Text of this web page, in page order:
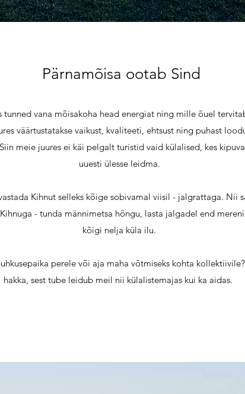
Pärnamõisa ootab Sind
tunned vana mõisakoha head energiat ning mille õuel
väärtustatakse vaikust, kvaliteeti, ehtsust ning puhast
meie juures ei käi pelgalt turistid vaid külalised, kes
uuesti ülesse leidma.
Kihnut selleks kõige sobivamal viisil - jalgrattaga. Nii
- tunda männimetsa hõngu, lasta jalgadel end
kõigi nelja küla ilu.
perele või aja maha võtmiseks kohta
hakka, sest tube leidub meil nii külalistemajas kui ka aidas.